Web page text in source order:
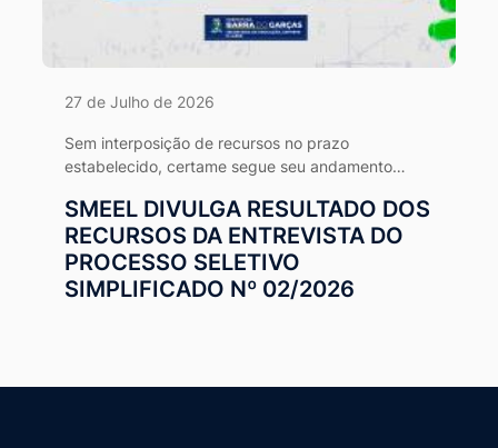
27 de Julho de 2026
Sem interposição de recursos no prazo
estabelecido, certame segue seu andamento
Organizadora.
SMEEL DIVULGA RESULTADO DOS
RECURSOS DA ENTREVISTA DO
PROCESSO SELETIVO
SIMPLIFICADO Nº 02/2026